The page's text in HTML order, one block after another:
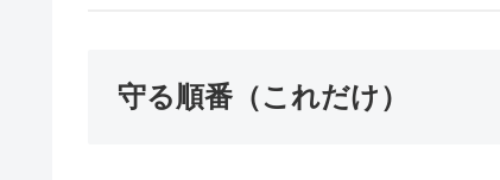
守る順番（これだけ）